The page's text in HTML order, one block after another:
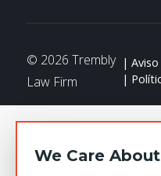
© 2026 Trembly
Law Firm
We Care